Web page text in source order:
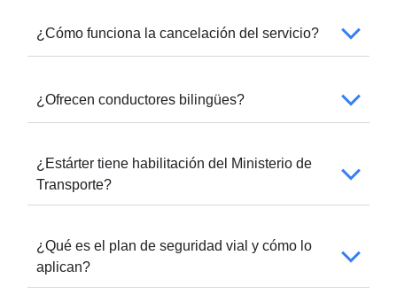
¿Cómo funciona la cancelación del servicio?
¿Ofrecen conductores bilingües?
¿Estárter tiene habilitación del Ministerio de
Transporte?
¿Qué es el plan de seguridad vial y cómo lo
aplican?